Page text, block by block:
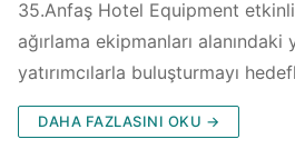
35.Anfaş Hotel Equipment
ağırlama ekipmanları
yatırımcılarla buluşturmayı
DAHA FAZLASINI OKU →